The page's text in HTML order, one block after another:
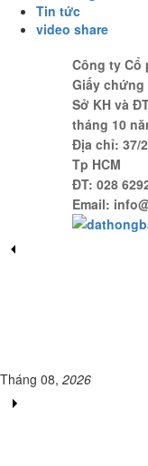
Tin tức
video share
Công ty Cổ
Giấy chứng
Sở KH và
tháng 10
Địa chỉ: 37/
Tp HCM
ĐT: 028
Email:
Tháng 08, 2026